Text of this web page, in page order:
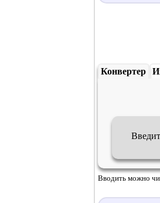
Конвертер
Вводить можно